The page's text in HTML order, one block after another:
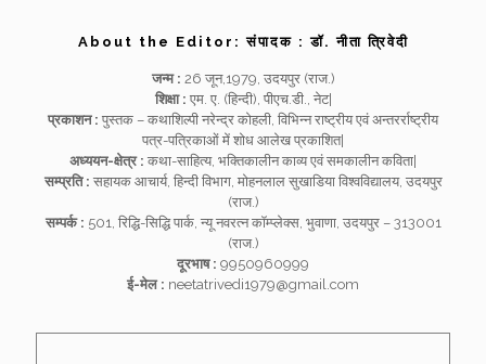
About the Editor:संपादक : डॉ. नीता त्रिवेदी
जन्म : 26 जून,1979, उदयपुर (राज.)
शिक्षा : एम. ए. (हिन्दी), पीएच.डी., नेट|
प्रकाशन : पुस्तक – कथाशिल्पी नरेन्द्र कोहली, विभिन्न राष्ट्रीय एवं अन्तरर्राष्ट्रीय
पत्र-पत्रिकाओं में शोध आलेख प्रकाशित|
अध्ययन-क्षेत्र : कथा-साहित्य, भक्तिकालीन काव्य एवं समकालीन कविता|
सम्प्रति : सहायक आचार्य, हिन्दी विभाग, मोहनलाल सुखाडिया विश्वविद्यालय, उदयपुर
(राज.)
सम्पर्क : 501, रिद्धि-सिद्धि पार्क, न्यू नवरत्न कॉम्प्लेक्स, भुवाणा, उदयपुर – 313001
(राज.)
दूरभाष : 9950960999
ई-मेल : neetatrivedi1979@gmail.com